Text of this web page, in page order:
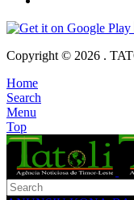
Copyright © 2026 .
Home
Search
Menu
Top